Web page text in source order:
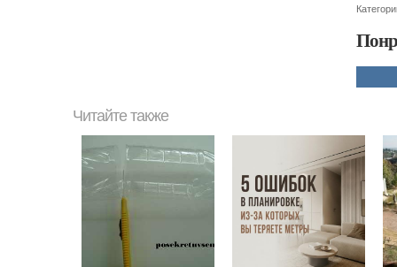
Читайте также